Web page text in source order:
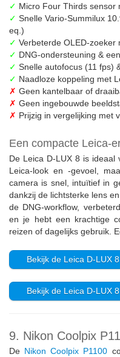
✓ Micro Four Thirds sensor
✓ Snelle Vario-Summilux
eq.)
✓ Verbeterde OLED-
✓ DNG-ondersteuning &
✓ Snelle autofocus (11 fps)
✓ Naadloze koppeling met
✗ Geen kantelbaar of
✗ Geen ingebouwde
✗ Prijzig in vergelijking met
Een compacte Leica-
De Leica D‑LUX 8 is
Leica-look en -gevoel,
camera is snel, intuïtief in
dankzij de lichtsterke lens
de DNG‑workflow,
en je hebt een krachtige
reizen of dagelijks gebruik.
Bekijk de Leica D‑LUX
Bekijk de Leica D‑LUX
9. Nikon Coolpix
De Nikon Coolpix P1100